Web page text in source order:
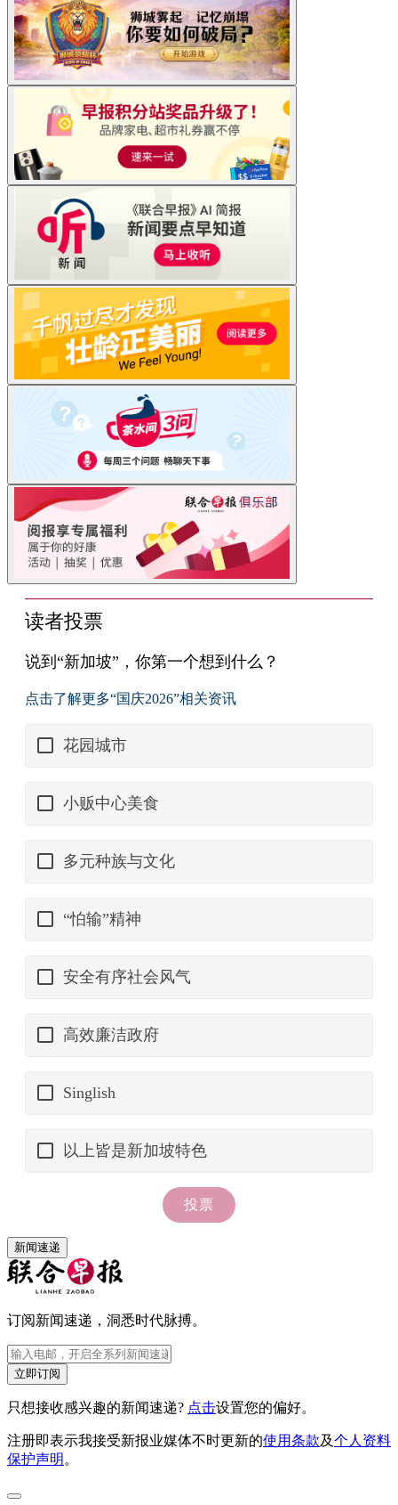
新闻速递
订阅新闻速递，洞悉时代脉搏。
立即订阅
只想接收感兴趣的新闻速递? 点击设置您的偏好。
注册即表示我接受新报业媒体不时更新的使用条款及个人资料
保护声明 。